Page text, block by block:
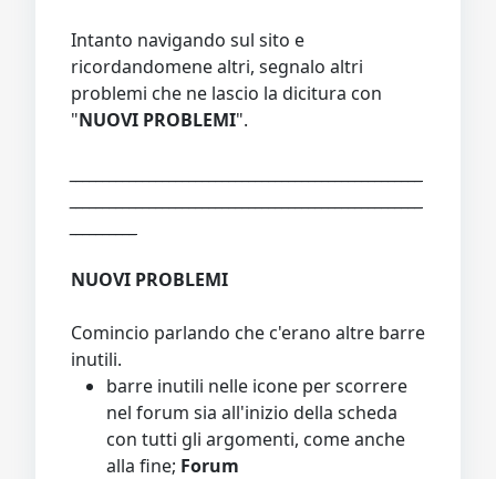
Intanto navigando sul sito e
ricordandomene altri, segnalo altri
problemi che ne lascio la dicitura con
"NUOVI PROBLEMI".
NUOVI PROBLEMI
Comincio parlando che c'erano altre barre
inutili.
barre inutili nelle icone per scorrere
nel forum sia all'inizio della scheda
con tutti gli argomenti, come anche
alla fine; Forum